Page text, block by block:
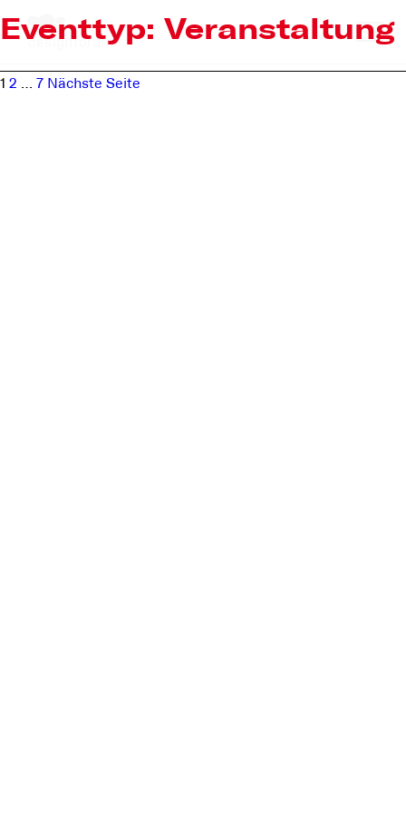
Eventtyp: Veranstaltung
Beitragsnavigation
Seite
1 Seite
2 Seite
7 Nächste Seite